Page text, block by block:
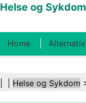
Helse og Sykdom
Home
Kosthold Og
Helse og Sykdom